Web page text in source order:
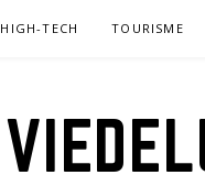
HIGH-TECH TOURISME